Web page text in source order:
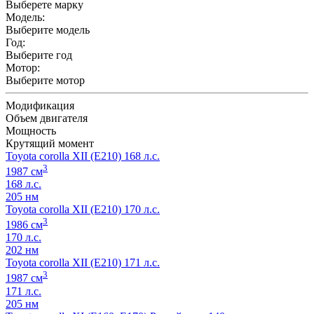
Выберете марку
Модель:
Выберите модель
Год:
Выберите год
Мотор:
Выберите мотор
Модификация
Объем двигателя
Мощность
Крутящий момент
Toyota corolla XII (E210) 168 л.с.
1987 см3
168 л.с.
205 нм
Toyota corolla XII (E210) 170 л.с.
1986 см3
170 л.с.
202 нм
Toyota corolla XII (E210) 171 л.с.
1987 см3
171 л.с.
205 нм